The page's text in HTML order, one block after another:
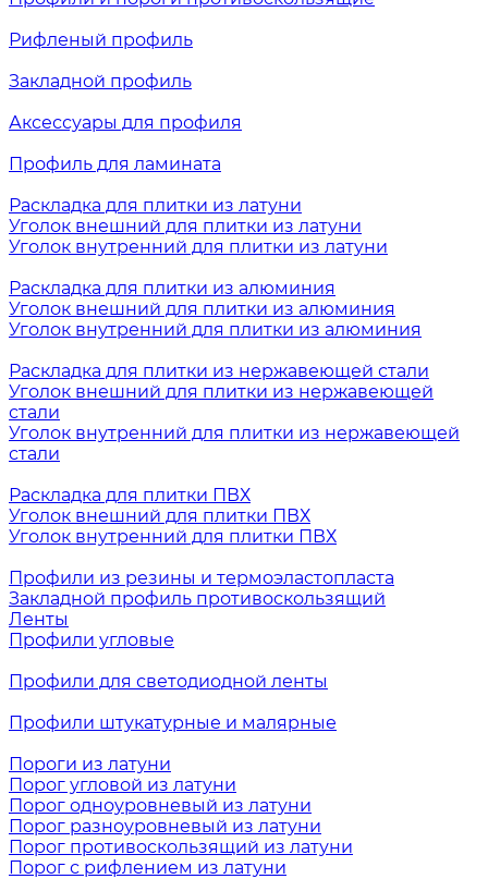
Рифленый профиль
Закладной профиль
Аксессуары для профиля
Профиль для ламината
Раскладка для плитки из латуни
Уголок внешний для плитки из латуни
Уголок внутренний для плитки из латуни
Раскладка для плитки из алюминия
Уголок внешний для плитки из алюминия
Уголок внутренний для плитки из алюминия
Раскладка для плитки из нержавеющей стали
Уголок внешний для плитки из нержавеющей
стали
Уголок внутренний для плитки из нержавеющей
стали
Раскладка для плитки ПВХ
Уголок внешний для плитки ПВХ
Уголок внутренний для плитки ПВХ
Профили из резины и термоэластопласта
Закладной профиль противоскользящий
Ленты
Профили угловые
Профили для светодиодной ленты
Профили штукатурные и малярные
Пороги из латуни
Порог угловой из латуни
Порог одноуровневый из латуни
Порог разноуровневый из латуни
Порог противоскользящий из латуни
Порог с рифлением из латуни